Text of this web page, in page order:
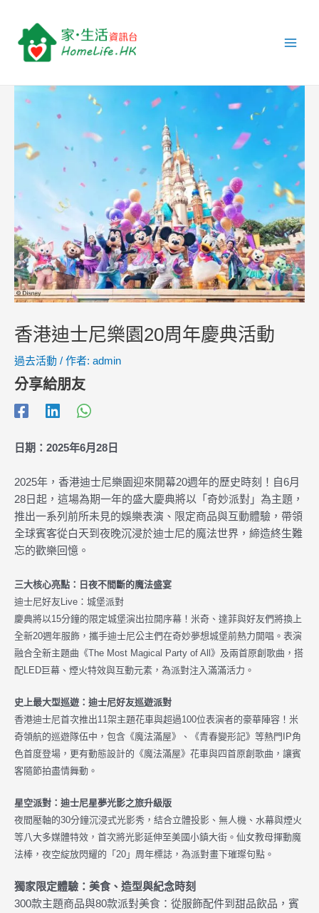
香港迪士尼樂園20周年慶典活動
過去活動 / 作者: admin
分享給朋友
日期：2025年6月28日
2025年，香港迪士尼樂園迎來開幕20週年的歷史時刻！自6月
28日起，這場為期一年的盛大慶典將以「奇妙派對」為主題，
推出一系列前所未見的娛樂表演、限定商品與互動體驗，帶領
全球賓客從白天到夜晚沉浸於迪士尼的魔法世界，締造終生難
忘的歡樂回憶。
三大核心亮點：日夜不間斷的魔法盛宴
迪士尼好友Live：城堡派對
慶典將以15分鐘的限定城堡演出拉開序幕！米奇、達菲與好友們將換上
全新20週年服飾，攜手迪士尼公主們在奇妙夢想城堡前熱力開唱。表演
融合全新主題曲《The Most Magical Party of All》及兩首原創歌曲，搭
配LED巨幕、煙火特效與互動元素，為派對注入滿滿活力。
史上最大型巡遊：迪士尼好友巡遊派對
香港迪士尼首次推出11架主題花車與超過100位表演者的豪華陣容！米
奇領航的巡遊隊伍中，包含《魔法滿屋》、《青春變形記》等熱門IP角
色首度登場，更有動態設計的《魔法滿屋》花車與四首原創歌曲，讓賓
客隨節拍盡情舞動。
星空派對：迪士尼星夢光影之旅升級版
夜間壓軸的30分鐘沉浸式光影秀，結合立體投影、無人機、水幕與煙火
等八大多媒體特效，首次將光影延伸至美國小鎮大街。仙女教母揮動魔
法棒，夜空綻放閃耀的「20」周年標誌，為派對畫下璀璨句點。
獨家限定體驗：美食、造型與紀念時刻
300款主題商品與80款派對美食：從服飾配件到甜品飲品，賓
navigation